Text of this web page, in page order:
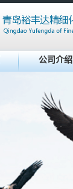
公司介绍